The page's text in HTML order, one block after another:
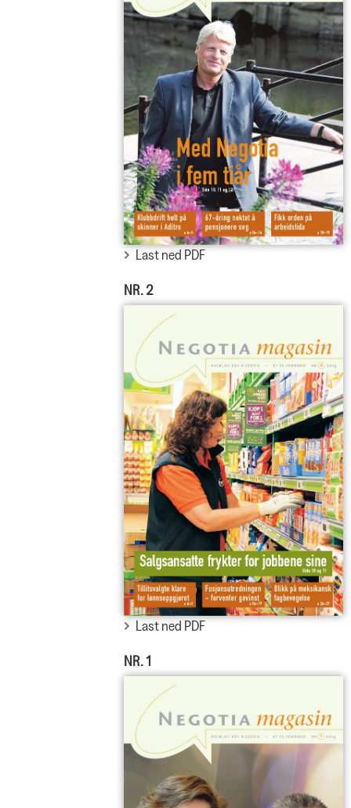
Last ned PDF
NR. 2
Last ned PDF
NR. 1